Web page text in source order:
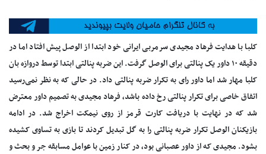
کلبا با هدایت فرهاد مجیدی سرمربی ایرانی خود ابتدا از الوصل پیش افتاد اما در
دقیقه ۱۰ داور یک پنالتی برای الوصل گرفت. این ضربه پنالتی ابتدا توسط دروازه بان
کلبا مهار شد اما داور رای به تکرار ضربه پنالتی داد. در حالی که به نظر نمی‌رسید
اتفاق خاصی برای تکرار پنالتی رخ داده باشد، فرهاد مجیدی به تصمیم داور معترض
شد که در نهایت با دریافت کارت قرمز از روی نیمکت اخراج شد. در ادامه
بازیکنان الوصل تکرار ضربه پنالتی را به گل تبدیل کردند تا بازی به تساوی کشیده
بشود. مجیدی که از داور عصبانی بود، در کنار زمین با عوامل مسابقه جر و بحث و